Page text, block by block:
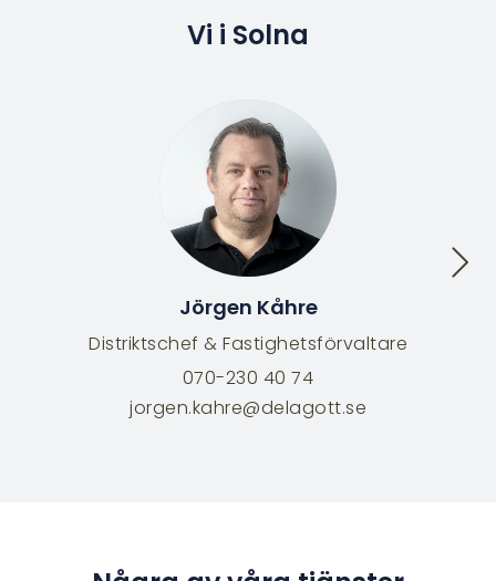
Vi i Solna
Jörgen Kåhre
Distriktschef & Fastighetsförvaltare
070-230 40 74
jorgen.kahre@delagott.se